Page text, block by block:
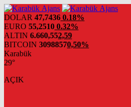
DOLAR 47,7436 0.18%
EURO 55,2510 0.32%
ALTIN 6.660,552,59
BITCOIN 30988570,50%
Karabük
29°
AÇIK